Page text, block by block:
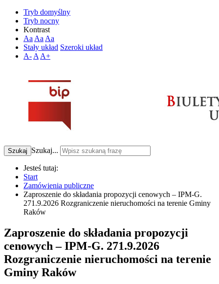
Tryb domyślny
Tryb nocny
Kontrast
Aa Aa Aa
Stały układ Szeroki układ
A- A A+
Szukaj Szukaj...
Jesteś tutaj:
Start
Zamówienia publiczne
Zaproszenie do składania propozycji cenowych – IPM-G.
271.9.2026 Rozgraniczenie nieruchomości na terenie Gminy
Raków
Zaproszenie do składania propozycji
cenowych – IPM-G. 271.9.2026
Rozgraniczenie nieruchomości na terenie
Gminy Raków